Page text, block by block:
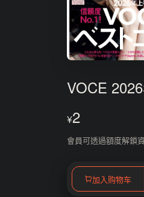
VOCE
¥2
會員可透過額度解鎖
加入购物车